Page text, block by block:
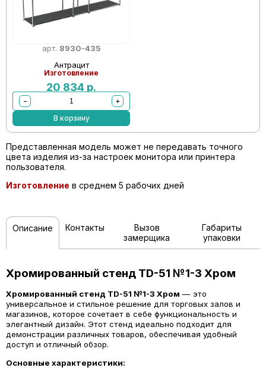
арт. 8930-435
Антрацит
Изготовление
20 834 р.
−
+
В корзину
Представленная модель может не передавать точного
цвета изделия из-за настроек монитора или принтера
пользователя.
Изготовление в среднем 5 рабочих дней
Описание Контакты
Вызов
замерщика
Габариты
упаковки
Хромированный стенд TD-51 №1-3 Хром
Хромированный стенд TD-51 №1-3 Хром — это
универсальное и стильное решение для торговых залов и
магазинов, которое сочетает в себе функциональность и
элегантный дизайн. Этот стенд идеально подходит для
демонстрации различных товаров, обеспечивая удобный
доступ и отличный обзор.
Основные характеристики: